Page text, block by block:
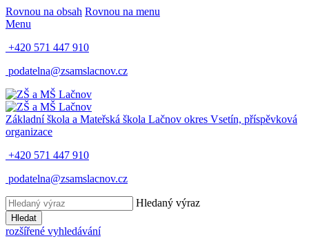
Rovnou na obsah Rovnou na menu
Menu
+420 571 447 910
podatelna@zsamslacnov.cz
Základní škola a Mateřská škola Lačnov okres Vsetín, příspěvková
organizace
+420 571 447 910
podatelna@zsamslacnov.cz
Hledaný výraz
Hledat
rozšířené vyhledávání